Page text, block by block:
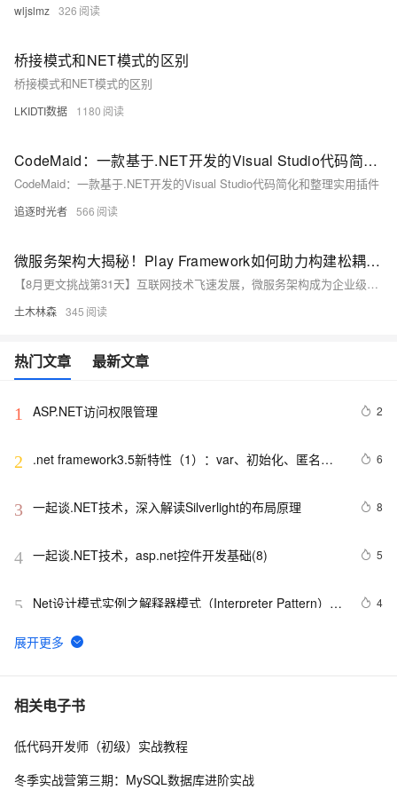
wljslmz 326
桥接模式和NET模式的区别
桥接模式和NET模式的区别
LKIDTI数据 1180
CodeMaid：一款基于.NET开发的Visual Studio代码简化和整理实用插件
CodeMaid：一款基于.NET开发的Visual Studio代码简化和整理实用插件
追逐时光者 566
微服务架构大揭秘！Play Framework如何助力构建松耦合系统？一场技术革命即将上演！
【8月更文挑战第31天】互联网技术飞速发展，微服务架构成为企业级应用主流。微服务将单一应用拆分成多个小服务，通过轻量级通信机制交互。高性能Java Web框架Play Framework具备轻量级、易扩展特性，适合构建微服务。本文探讨使用Play Framework构建松耦合微服务系统的方法。Play采用响应式编程模型，支持模块化开发，提供丰富生态系统，便于快速构建功能完善的微服务。
土木林森 345
热门文章 最新文章
1 ASP.NET访问权限管理 2
2
.net framework3.5新特性（1）：var、初始化、匿名类
6
3 一起谈.NET技术，深入解读Silverlight的布局原理 8
4 一起谈.NET技术，asp.net控件开发基础(8) 5
5
Net设计模式实例之解释器模式（Interpreter Pattern）
4
6 将 DataTable 或 String 数据转化为json(.NET)
7 .NET数据库编程求索之路--11.一些思考
8 一起谈.NET技术，ASP.NET MVC验证框架中关于属性标
相关电子书
低代码开发师（初级）实战教程
冬季实战营第三期：MySQL数据库进阶实战